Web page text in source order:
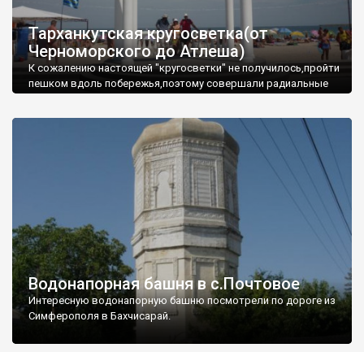
Тарханкутская кругосветка(от
Черноморского до Атлеша)
К сожалению настоящей "кругосветки" не получилось,пройти
пешком вдоль побережья,поэтому совершали радиальные
Водонапорная башня в с.Почтовое
Интересную водонапорную башню посмотрели по дороге из
Симферополя в Бахчисарай.